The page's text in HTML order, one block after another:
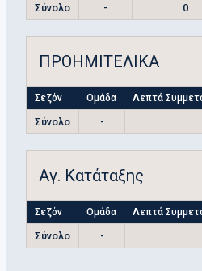
Σύνολο - 0
ΠΡΟΗΜΙΤΕΛΙΚΑ
Σεζόν Ομάδα Λεπτά
Σύνολο -
Αγ. Κατάταξης
Σεζόν Ομάδα Λεπτά
Σύνολο -